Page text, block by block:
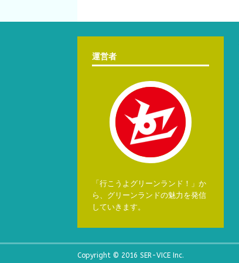
運営者
「行こうよグリーンランド！」か
ら、グリーンランドの魅力を発信
していきます。
Copyright © 2016 SER-VICE Inc.